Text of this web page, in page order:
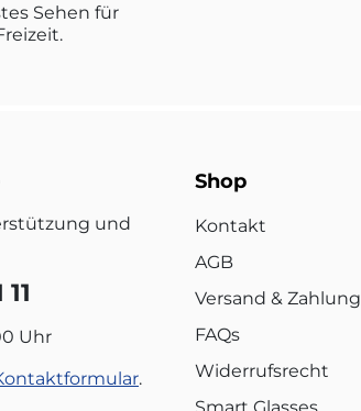
Sehen für
und
Uhr
.
Shop
Kontakt
AGB
Versand & Zahlung
FAQs
Widerrufsrecht